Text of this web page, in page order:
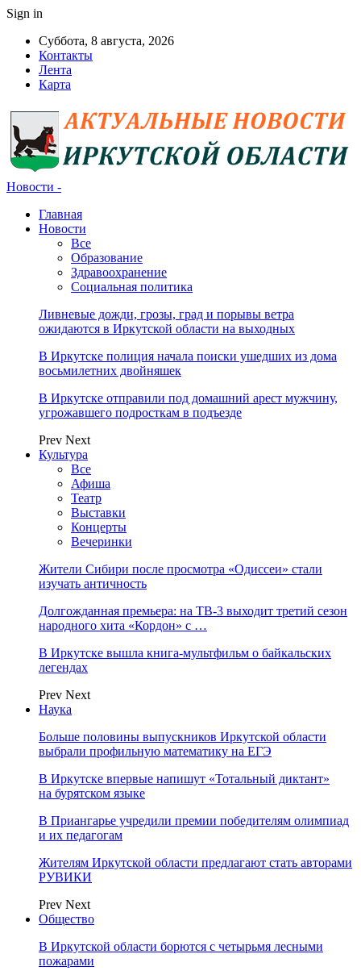
Sign in
Суббота, 8 августа, 2026
Контакты
Лента
Карта
Новости -
Главная
Новости
Все
Образование
Здравоохранение
Социальная политика
Ливневые дожди, грозы, град и порывы ветра
ожидаются в Иркутской области на выходных
В Иркутске полиция начала поиски ушедших из дома
восьмилетних двойняшек
В Иркутске отправили под домашний арест мужчину,
угрожавшего подросткам в подъезде
Prev Next
Культура
Все
Афиша
Театр
Выставки
Концерты
Вечеринки
Жители Сибири после просмотра «Одиссеи» стали
изучать античность
Долгожданная премьера: на ТВ-3 выходит третий сезон
народного хита «Кордон» с …
В Иркутске вышла книга-мультфильм о байкальских
легендах
Prev Next
Наука
Больше половины выпускников Иркутской области
выбрали профильную математику на ЕГЭ
В Иркутске впервые напишут «Тотальный диктант»
на бурятском языке
В Приангарье учредили премии победителям олимпиад
и их педагогам
Жителям Иркутской области предлагают стать авторами
РУВИКИ
Prev Next
Общество
В Иркутской области борются с четырьмя лесными
пожарами